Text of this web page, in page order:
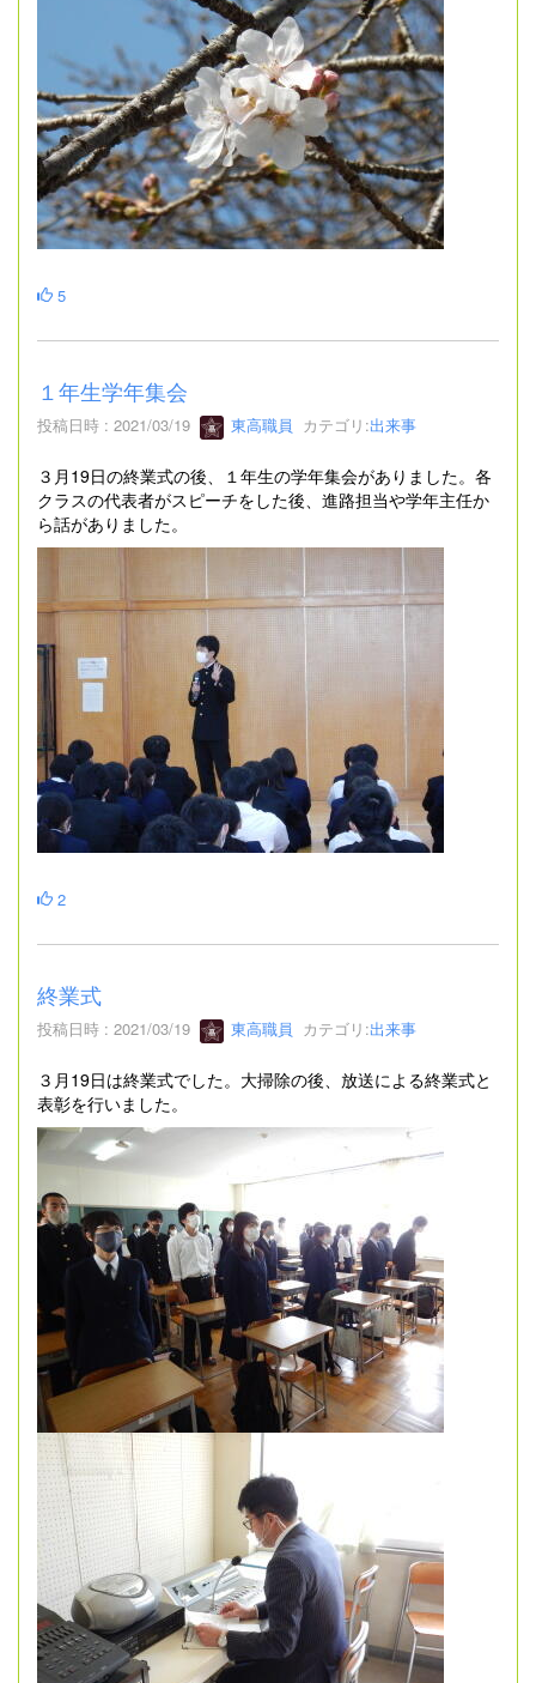
5
１年生学年集会
投稿日時 : 2021/03/19 東高職員 カテゴリ:出来事
３月19日の終業式の後、１年生の学年集会がありました。各
クラスの代表者がスピーチをした後、進路担当や学年主任か
ら話がありました。
2
終業式
投稿日時 : 2021/03/19 東高職員 カテゴリ:出来事
３月19日は終業式でした。大掃除の後、放送による終業式と
表彰を行いました。